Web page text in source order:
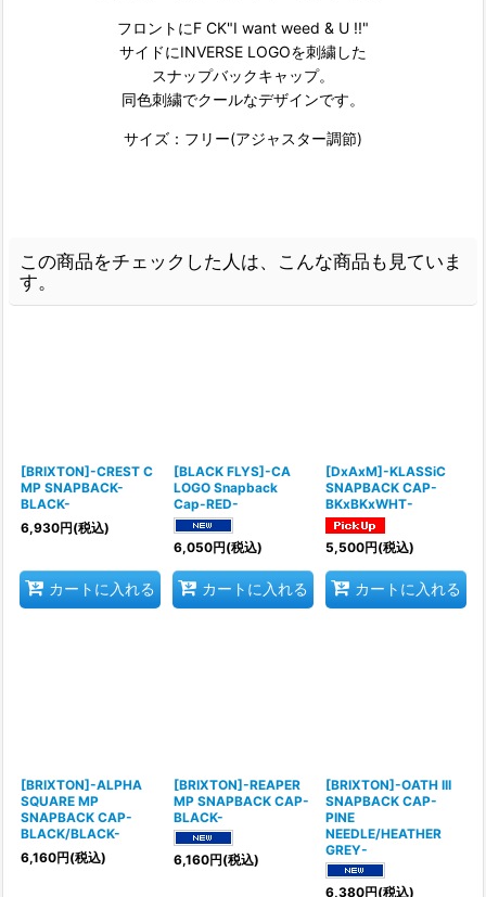
フロントにF CK"I want weed & U !!"
サイドにINVERSE LOGOを刺繍した
スナップバックキャップ。
同色刺繍でクールなデザインです。
サイズ：フリー(アジャスター調節)
この商品をチェックした人は、こんな商品も見ていま
す。
[BRIXTON]-CREST C
MP SNAPBACK-
BLACK-
6,930円(税込)
カートに入れる
[BLACK FLYS]-CA
LOGO Snapback
Cap-RED-
6,050円(税込)
カートに入れる
[DxAxM]-KLASSiC
SNAPBACK CAP-
BKxBKxWHT-
5,500円(税込)
カートに入れる
[BRIXTON]-ALPHA
SQUARE MP
SNAPBACK CAP-
BLACK/BLACK-
6,160円(税込)
[BRIXTON]-REAPER
MP SNAPBACK CAP-
BLACK-
6,160円(税込)
[BRIXTON]-OATH III
SNAPBACK CAP-
PINE
NEEDLE/HEATHER
GREY-
6,380円(税込)